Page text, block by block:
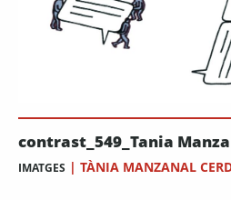
contrast_549_Tania
IMATGES | TÀNIA MANZANAL